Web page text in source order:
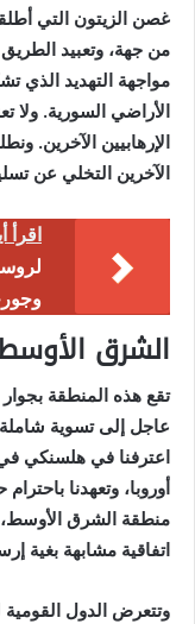
غصن الزيتون التي
من جهة، وتعبيد
مواجهة التهديد الذي
الأراضي السورية. ولا
الإرهابيين الآخرين.
الآخرين التخلي عن
اقرأ
الشرق
تقع هذه المنطقة
عاجل إلى تسوية
اعترفنا في هلسنكي
أوروبا، وتعهدنا
منطقة الشرق
اتفاقية مشابهة بغية
وتتعرض الدول القومية